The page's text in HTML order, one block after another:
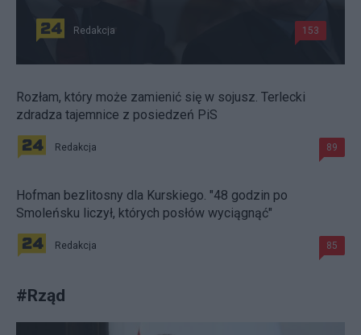
Redakcja 153
Rozłam, który może zamienić się w sojusz. Terlecki
zdradza tajemnice z posiedzeń PiS
Redakcja 89
Hofman bezlitosny dla Kurskiego. "48 godzin po
Smoleńsku liczył, których posłów wyciągnąć"
Redakcja 85
#Rząd